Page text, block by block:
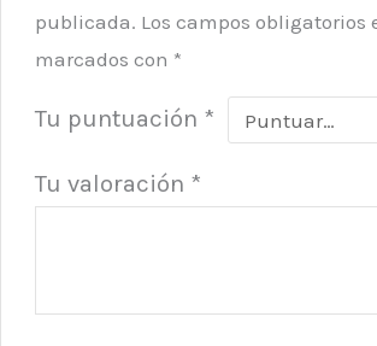
publicada. Los campos obligatorios
marcados con *
Tu puntuación *
Tu valoración *